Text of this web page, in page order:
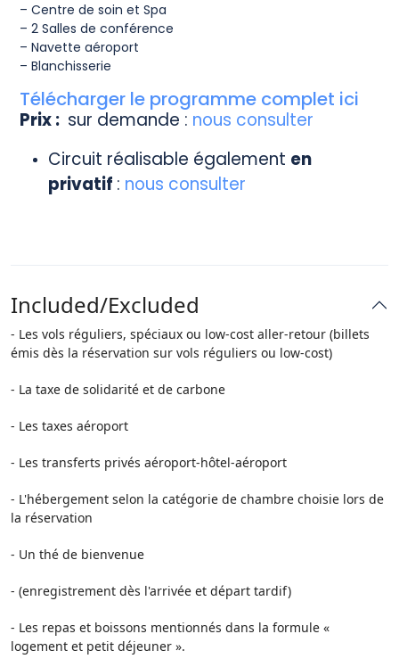
– Centre de soin et Spa
– 2 Salles de conférence
– Navette aéroport
– Blanchisserie
Télécharger le programme complet ici
Prix : sur demande : nous consulter
Circuit réalisable également en
privatif : nous consulter
Included/Excluded
- Les vols réguliers, spéciaux ou low-cost aller-retour (billets
émis dès la réservation sur vols réguliers ou low-cost)
- La taxe de solidarité et de carbone
- Les taxes aéroport
- Les transferts privés aéroport-hôtel-aéroport
- L'hébergement selon la catégorie de chambre choisie lors de
la réservation
- Un thé de bienvenue
- (enregistrement dès l'arrivée et départ tardif)
- Les repas et boissons mentionnés dans la formule «
logement et petit déjeuner ».